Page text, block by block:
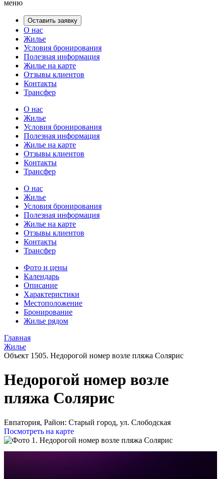
меню
Оставить заявку
О нас
Жилье
Условия бронирования
Полезная информация
Жилье на карте
Отзывы клиентов
Контакты
Трансфер
О нас
Жилье
Условия бронирования
Полезная информация
Жилье на карте
Отзывы клиентов
Контакты
Трансфер
О нас
Жилье
Условия бронирования
Полезная информация
Жилье на карте
Отзывы клиентов
Контакты
Трансфер
Фото и цены
Календарь
Описание
Характеристики
Местоположение
Бронирование
Жилье рядом
Главная
Жилье
Объект 1505. Недорогой номер возле пляжа Солярис
Недорогой номер возле
пляжа Солярис
Евпатория, Район: Старый город, ул. Слободская
Посмотреть на карте